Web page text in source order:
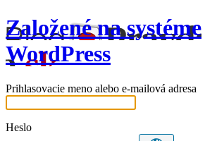
Založené na systéme
WordPress
Prihlasovacie meno alebo e-mailová adresa
Heslo